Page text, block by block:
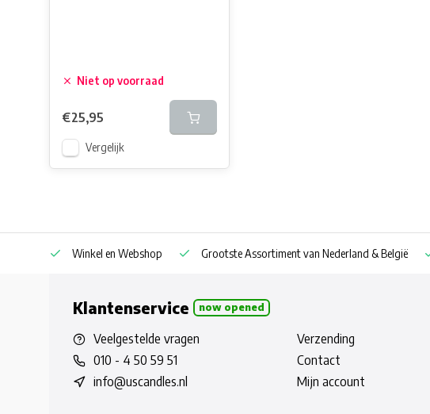
Niet op voorraad
€25,95
Vergelijk
Winkel en Webshop Grootste Assortiment van Nederland & België
Klantenservice now opened
Veelgestelde vragen
010 - 4 50 59 51
info@uscandles.nl
Verzending
Contact
Mijn account